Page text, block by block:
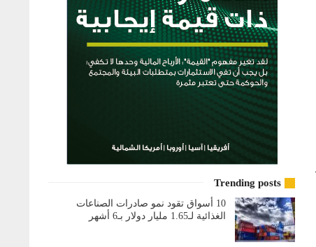
Trending posts
10 أسواق تقود نمو صادرات الصناعات
الغذائية لـ1.65 مليار دولار بـ6 أشهر